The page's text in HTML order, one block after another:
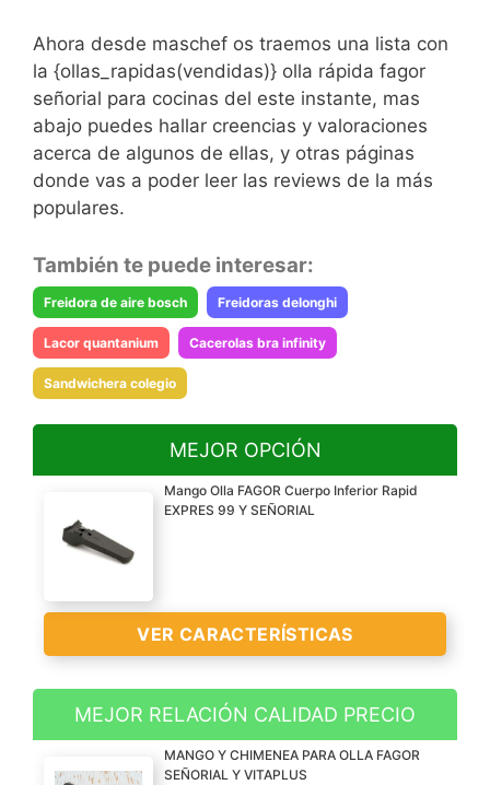
Ahora desde maschef os traemos una lista con
la {ollas_rapidas(vendidas)} olla rápida fagor
señorial para cocinas del este instante, mas
abajo puedes hallar creencias y valoraciones
acerca de algunos de ellas, y otras páginas
donde vas a poder leer las reviews de la más
populares.
También te puede interesar:
Freidora de aire bosch Freidoras delonghi
Lacor quantanium Cacerolas bra infinity
Sandwichera colegio
MEJOR OPCIÓN
Mango Olla FAGOR Cuerpo Inferior Rapid
EXPRES 99 Y SEÑORIAL
VER CARACTERÍSTICAS
MANGO OLLA PRESIÓN
FAGOR INFERIOR
MEJOR RELACIÓN CALIDAD PRECIO
MANGO Y CHIMENEA PARA OLLA FAGOR
SEÑORIAL Y VITAPLUS